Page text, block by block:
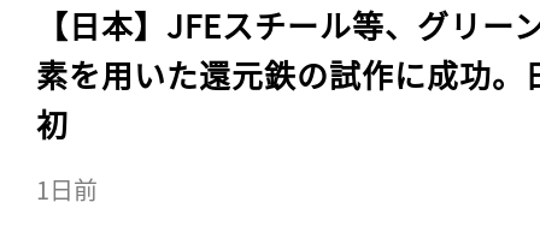
【日本】JFEスチール等、グリー
素を用いた還元鉄の試作に成功。
初
1日前